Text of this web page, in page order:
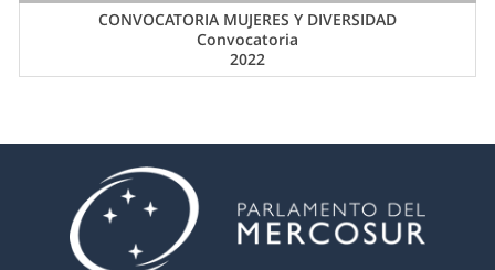
CONVOCATORIA MUJERES Y DIVERSIDAD
Convocatoria
2022